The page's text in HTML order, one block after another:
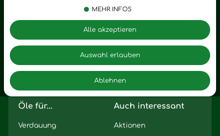
MEHR INFOS
Ablehnen
Auswahl erlauben
Alle akzeptieren
Zuhause
Trauer
Romantik
Motivation
Seelischer Schlag
Öle für...
Verdauung
Auch interessant
Aktionen